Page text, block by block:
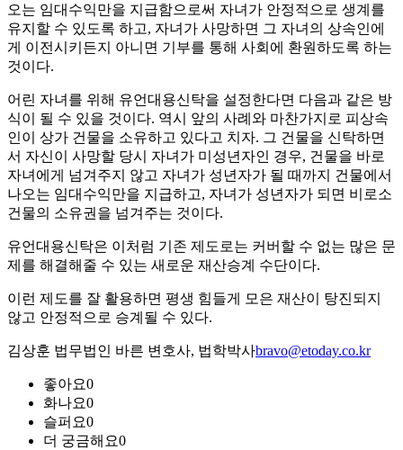
오는 임대수익만을 지급함으로써 자녀가 안정적으로 생계를
유지할 수 있도록 하고, 자녀가 사망하면 그 자녀의 상속인에
게 이전시키든지 아니면 기부를 통해 사회에 환원하도록 하는
것이다.
어린 자녀를 위해 유언대용신탁을 설정한다면 다음과 같은 방
식이 될 수 있을 것이다. 역시 앞의 사례와 마찬가지로 피상속
인이 상가 건물을 소유하고 있다고 치자. 그 건물을 신탁하면
서 자신이 사망할 당시 자녀가 미성년자인 경우, 건물을 바로
자녀에게 넘겨주지 않고 자녀가 성년자가 될 때까지 건물에서
나오는 임대수익만을 지급하고, 자녀가 성년자가 되면 비로소
건물의 소유권을 넘겨주는 것이다.
유언대용신탁은 이처럼 기존 제도로는 커버할 수 없는 많은 문
제를 해결해줄 수 있는 새로운 재산승계 수단이다.
이런 제도를 잘 활용하면 평생 힘들게 모은 재산이 탕진되지
않고 안정적으로 승계될 수 있다.
김상훈 법무법인 바른 변호사, 법학박사bravo@etoday.co.kr
좋아요0
화나요0
슬퍼요0
더 궁금해요0